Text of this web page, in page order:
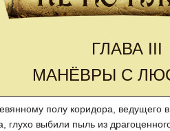
ГЛАВА III
МАНЁВРЫ С
полу коридора, ведущего
глухо выбили пыль из